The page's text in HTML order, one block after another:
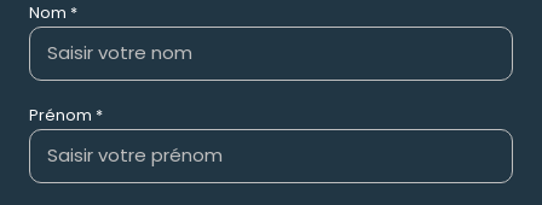
Nom *
Prénom *